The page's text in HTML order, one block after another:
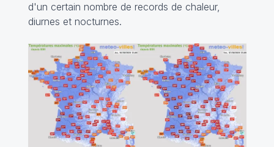
d'un certain nombre de records de chaleur,
diurnes et nocturnes.